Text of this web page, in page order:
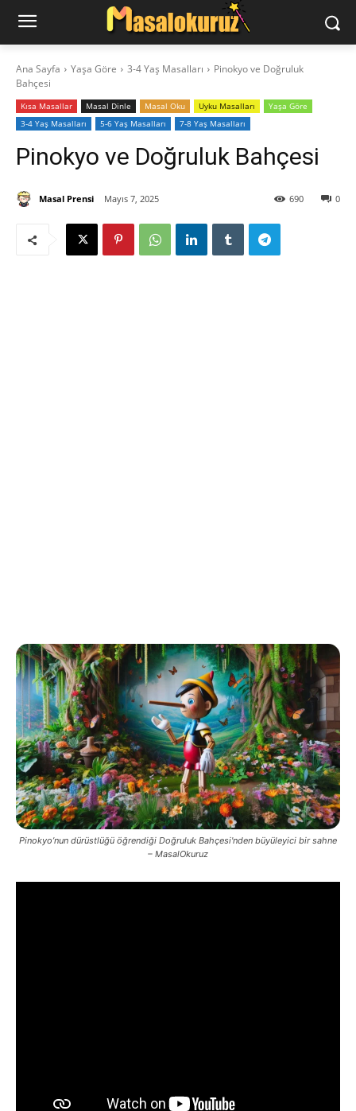
Ana Sayfa Yaşa Göre 3-4 Yaş Masalları
Pinokyo ve Doğruluk
Bahçesi
Kısa Masallar Masal Dinle Masal Oku Uyku Masalları
Yaşa Göre
3-4 Yaş Masalları
5-6 Yaş Masalları 7-8 Yaş Masalları
Pinokyo ve Doğruluk Bahçesi
Masal Prensi Mayıs 7, 2025 0
690
Pinokyo’nun dürüstlüğü öğrendiği Doğruluk Bahçesi'nden büyüleyici bir sahne
– MasalOkuruz